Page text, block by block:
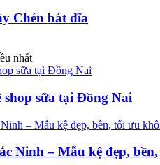
Chén bát đĩa
nhất
sữa tại Đồng Nai
Ninh – Mẫu kệ đẹp,